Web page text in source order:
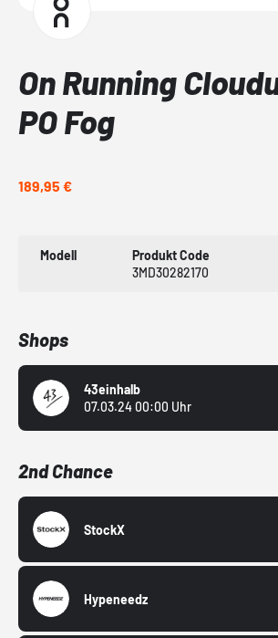
On Running
PO Fog
189,95 €
Modell
Produkt Code
3MD30282170
Shops
43einhalb
07.03.24 00:00 Uhr
2nd Chance
StockX
Hypeneedz